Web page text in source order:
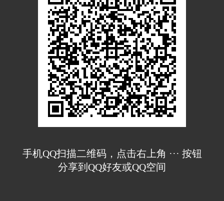
手机QQ扫描二维码，点击右上角 ··· 按钮
分享到QQ好友或QQ空间